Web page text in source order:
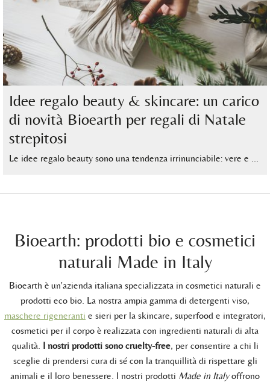
Idee regalo beauty & skincare: un carico
di novità Bioearth per regali di Natale
strepitosi
Le idee regalo beauty sono una tendenza irrinunciabile: vere e …
Bioearth: prodotti bio e cosmetici
naturali Made in Italy
Bioearth è un'azienda italiana specializzata in cosmetici naturali e
prodotti eco bio. La nostra ampia gamma di detergenti viso,
maschere rigeneranti e sieri per la skincare, superfood e integratori,
cosmetici per il corpo è realizzata con ingredienti naturali di alta
qualità. I nostri prodotti sono cruelty-free, per consentire a chi li
sceglie di prendersi cura di sé con la tranquillità di rispettare gli
animali e il loro benessere. I nostri prodotti Made in Italyoffrono